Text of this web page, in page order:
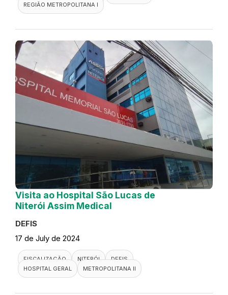
REGIÃO METROPOLITANA I
Visita ao Hospital São Lucas de
Niterói Assim Medical
DEFIS
17 de July de 2024
FISCALIZAÇÃO NITERÓI
DEFIS
HOSPITAL GERAL
METROPOLITANA II